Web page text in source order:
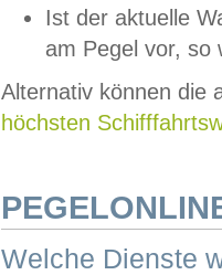
Ist der aktuelle
am Pegel vor,
Alternativ können die
höchsten
Welche Dienste